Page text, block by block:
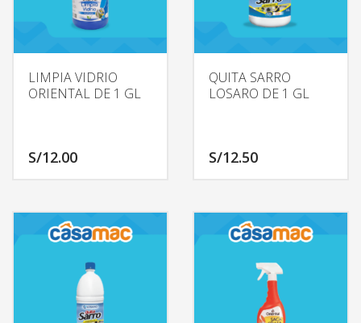
LIMPIA VIDRIO
ORIENTAL DE 1 GL
S/12.00
QUITA SARRO
LOSARO DE 1 GL
S/12.50